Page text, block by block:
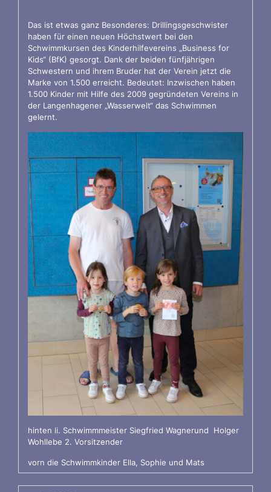
Das ist etwas ganz Besonderes: Drillingsgeschwister
haben für einen neuen Höchstwert bei den
Schwimmkursen des Kinderhilfevereins „Business for
Kids“ (BfK) gesorgt. Dank der beiden fünfjährigen
Schwestern und ihrem Bruder hat der Verein jetzt die
Marke von 1.500 erreicht. Bedeutet: Inzwischen haben
1.500 Kinder mit Hilfe des 2009 gegründeten Vereins in
der Langenhagener „Wasserwelt“ das Schwimmen
gelernt.
hinten li. Schwimmmeister Siegfried Wagnerund Holger
Wohllebe 2. Vorsitzender
vorn die Schwimmkinder Ella, Sophie und Mats